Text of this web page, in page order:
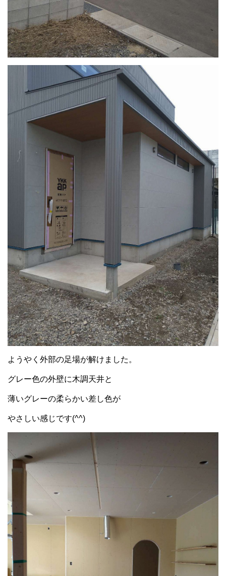
ようやく外部の足場が解けました。
グレー色の外壁に木調天井と
薄いグレーの柔らかい差し色が
やさしい感じです(^^)